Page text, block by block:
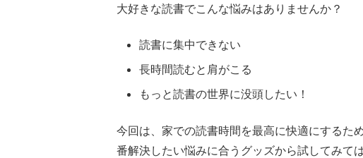
大好きな読書でこんな悩みはありませんか？
読書に集中できない
長時間読むと肩がこる
もっと読書の世界に没頭したい！
今回は、家での読書時間を最高に快適にするた
番解決したい悩みに合うグッズから試してみて